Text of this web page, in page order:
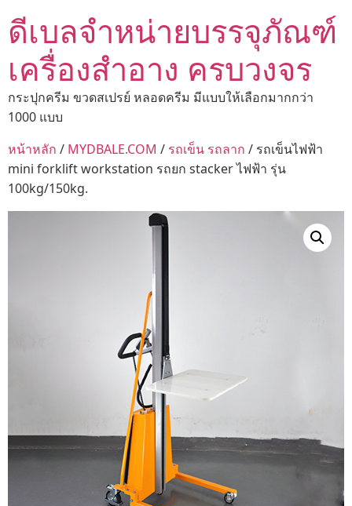
ดีเบลจำหน่ายบรรจุภัณฑ์
เครื่องสำอาง ครบวงจร
กระปุกครีม ขวดสเปรย์ หลอดครีม มีแบบให้เลือกมากกว่า
1000 แบบ
หน้าหลัก / MYDBALE.COM / รถเข็น รถลาก / รถเข็นไฟฟ้า
mini forklift workstation รถยก stacker ไฟฟ้า รุ่น
100kg/150kg.